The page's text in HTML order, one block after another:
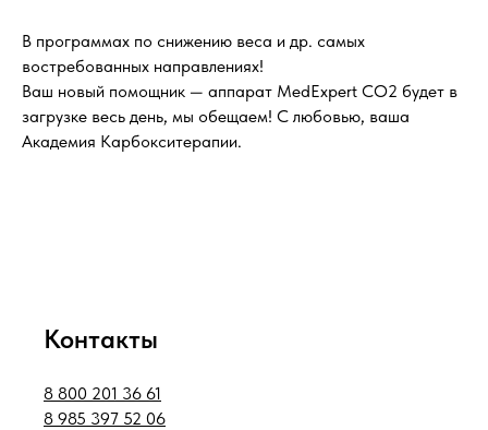
В программах по снижению веса и др. самых
востребованных направлениях!
Ваш новый помощник — аппарат MedExpert CO2 будет в
загрузке весь день, мы обещаем! С любовью, ваша
Академия Карбокситерапии.
Контакты
8 800 201 36 61
8 985 397 52 06